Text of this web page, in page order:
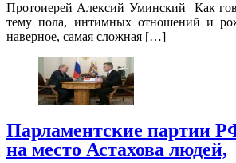
Протоиерей Алексий Уминский Как
тему пола, интимных отношений и
наверное, самая сложная […]
Парламентские партии
на место Астахова людей,